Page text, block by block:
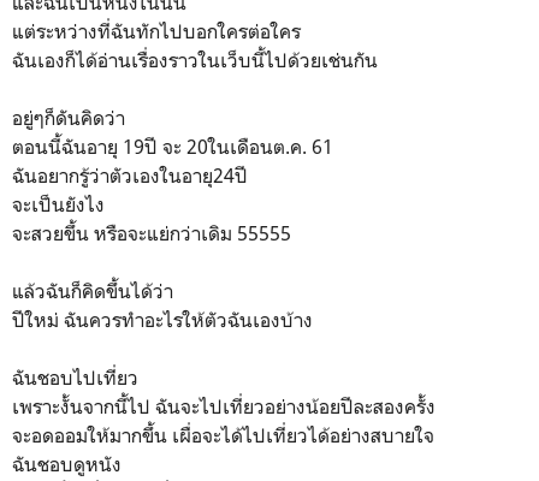
แต่ระหว่างที่ฉันทักไปบอกใครต่อใคร
ฉันเองก็ได้อ่านเรื่องราวในเว็บนี้ไปด้วยเช่นกัน
อยู่ๆก็ดันคิดว่า
ตอนนี้ฉันอายุ 19ปี จะ 20ในเดือนต.ค. 61
ฉันอยากรู้ว่าตัวเองในอายุ24ปี
จะเป็นยังไง
จะสวยขึ้น หรือจะแย่กว่าเดิม 55555
แล้วฉันก็คิดขึ้นได้ว่า
ปีใหม่ ฉันควรทำอะไรให้ตัวฉันเองบ้าง
ฉันชอบไปเที่ยว
เพราะงั้นจากนี้ไป ฉันจะไปเที่ยวอย่างน้อยปีละสองครั้ง
จะอดออมให้มากขึ้น เผื่อจะได้ไปเที่ยวได้อย่างสบายใจ
ฉันชอบดูหนัง